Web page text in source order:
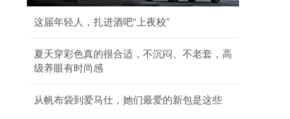
这届年轻人，扎进酒吧“上夜校”
夏天穿彩色真的很合适，不沉闷、不老套，高
级养眼有时尚感
从帆布袋到爱马仕，她们最爱的新包是这些